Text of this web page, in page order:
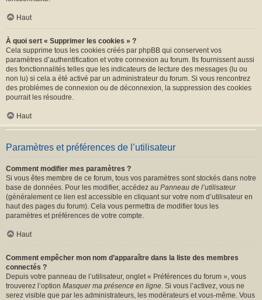
Haut
À quoi sert « Supprimer les cookies » ?
Cela supprime tous les cookies créés par phpBB qui conservent vos
paramètres d’authentification et votre connexion au forum. Ils fournissent aussi
des fonctionnalités telles que les indicateurs de lecture des messages (lu ou
non lu) si cela a été activé par un administrateur du forum. Si vous rencontrez
des problèmes de connexion ou de déconnexion, la suppression des cookies
pourrait les résoudre.
Haut
Paramètres et préférences de l’utilisateur
Comment modifier mes paramètres ?
Si vous êtes membre de ce forum, tous vos paramètres sont stockés dans notre
base de données. Pour les modifier, accédez au Panneau de l’utilisateur
(généralement ce lien est accessible en cliquant sur votre nom d’utilisateur en
haut des pages du forum). Cela vous permettra de modifier tous les
paramètres et préférences de votre compte.
Haut
Comment empêcher mon nom d’apparaître dans la liste des membres
connectés ?
Depuis votre panneau de l’utilisateur, onglet « Préférences du forum », vous
trouverez l’option Masquer ma présence en ligne. Si vous l’activez, vous ne
serez visible que par les administrateurs, les modérateurs et vous-même. Vous